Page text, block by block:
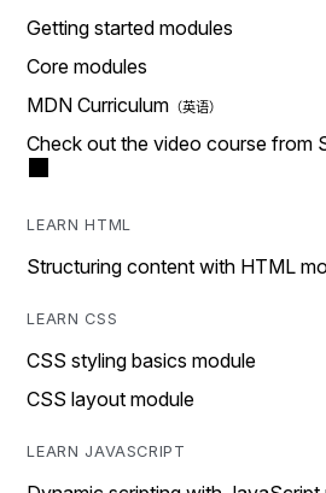
Getting started modules
Core modules
MDN Curriculum
Check out the video course from
LEARN HTML
Structuring content with HTML
LEARN CSS
CSS styling basics module
CSS layout module
LEARN JAVASCRIPT